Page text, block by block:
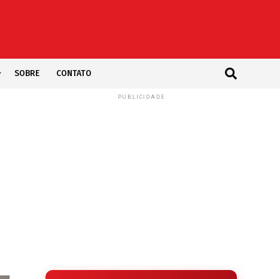
SOBRE CONTATO
PUBLICIDADE